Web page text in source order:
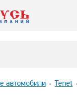
автомобили Tenet